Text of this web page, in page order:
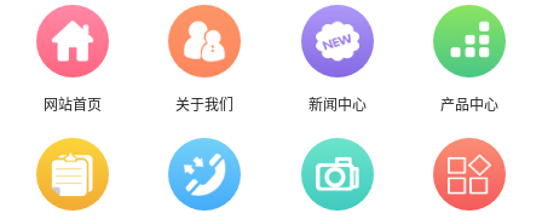
网站首页 关于我们 新闻中心 产品中心